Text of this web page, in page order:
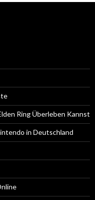
Ring Überleben Kannst
in Deutschland